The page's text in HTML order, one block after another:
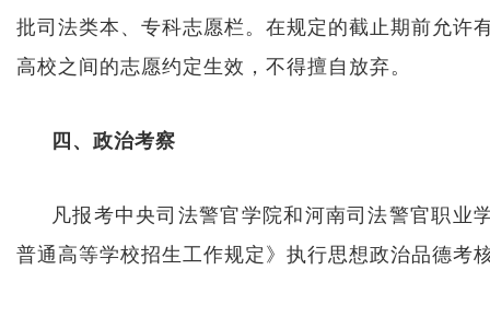
批司法类本、专科志愿栏。在规定的截止期前允许
高校之间的志愿约定生效，不得擅自放弃。
四、政治考察
凡报考中央司法警官学院和河南司法警官职业
普通高等学校招生工作规定》执行思想政治品德考